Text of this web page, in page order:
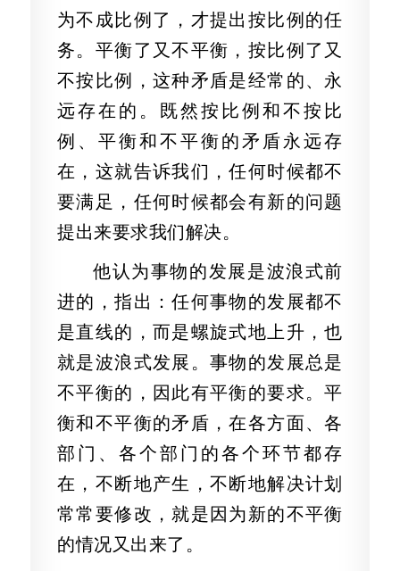
为不成比例了，才提出按比例的任
务。平衡了又不平衡，按比例了又
不按比例，这种矛盾是经常的、永
远存在的。既然按比例和不按比
例、平衡和不平衡的矛盾永远存
在，这就告诉我们，任何时候都不
要满足，任何时候都会有新的问题
提出来要求我们解决。
他认为事物的发展是波浪式前
进的，指出：任何事物的发展都不
是直线的，而是螺旋式地上升，也
就是波浪式发展。事物的发展总是
不平衡的，因此有平衡的要求。平
衡和不平衡的矛盾，在各方面、各
部门、各个部门的各个环节都存
在，不断地产生，不断地解决计划
常常要修改，就是因为新的不平衡
的情况又出来了。